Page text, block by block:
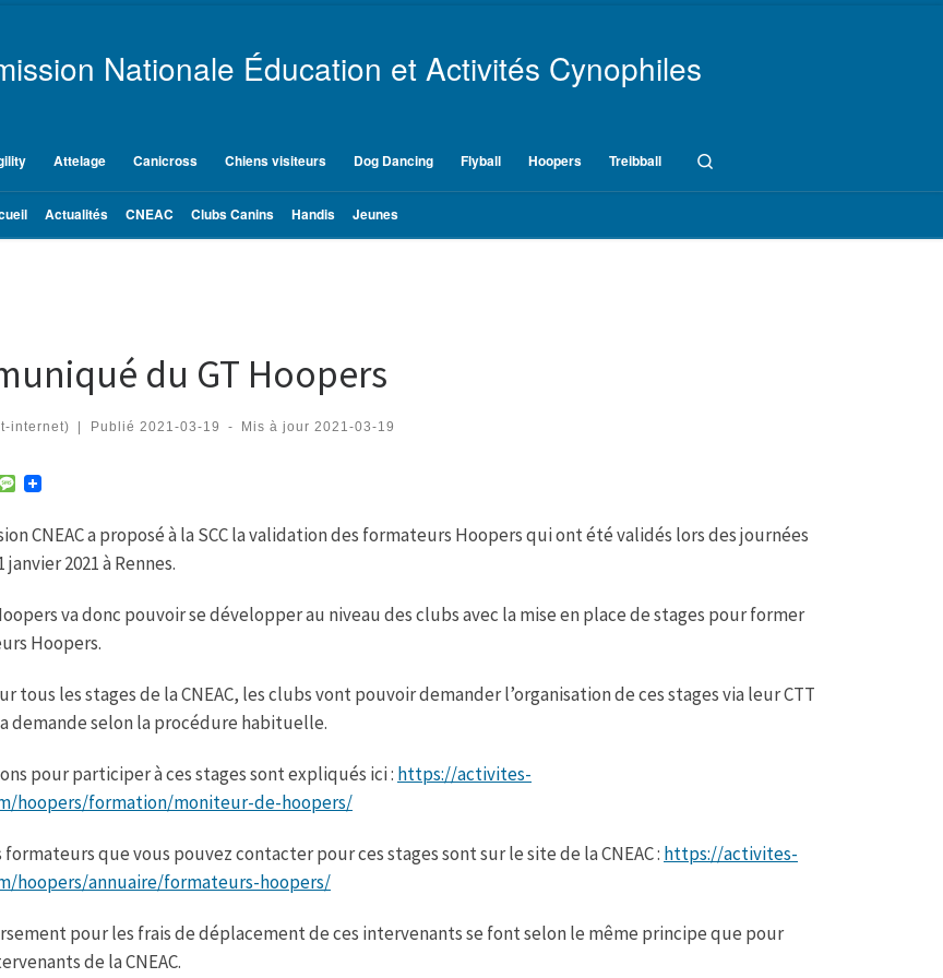
Actualités CNEAC Clubs Canins Handis Jeunes
Nationale Éducation et Activités Cynophiles
Attelage Canicross Chiens visiteurs Dog Dancing Flyball Hoopers Treibball
du GT Hoopers
internet) Publié 2021-03-19 - Mis à jour 2021-03-19
W
M
s
g
CNEAC a proposé à la SCC la validation des formateurs Hoopers qui ont été validés lors des journées
janvier 2021 à Rennes.
va donc pouvoir se développer au niveau des clubs avec la mise en place de stages pour former
Hoopers.
tous les stages de la CNEAC, les clubs vont pouvoir demander l’organisation de ces stages via leur CTT
demande selon la procédure habituelle.
pour participer à ces stages sont expliqués ici : https://activites-
hoopers/formation/moniteur-de-hoopers/
formateurs que vous pouvez contacter pour ces stages sont sur le site de la CNEAC : https://activites-
hoopers/annuaire/formateurs-hoopers/
pour les frais de déplacement de ces intervenants se font selon le même principe que pour
de la CNEAC.